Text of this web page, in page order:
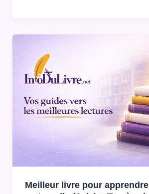
Meilleur livre pour